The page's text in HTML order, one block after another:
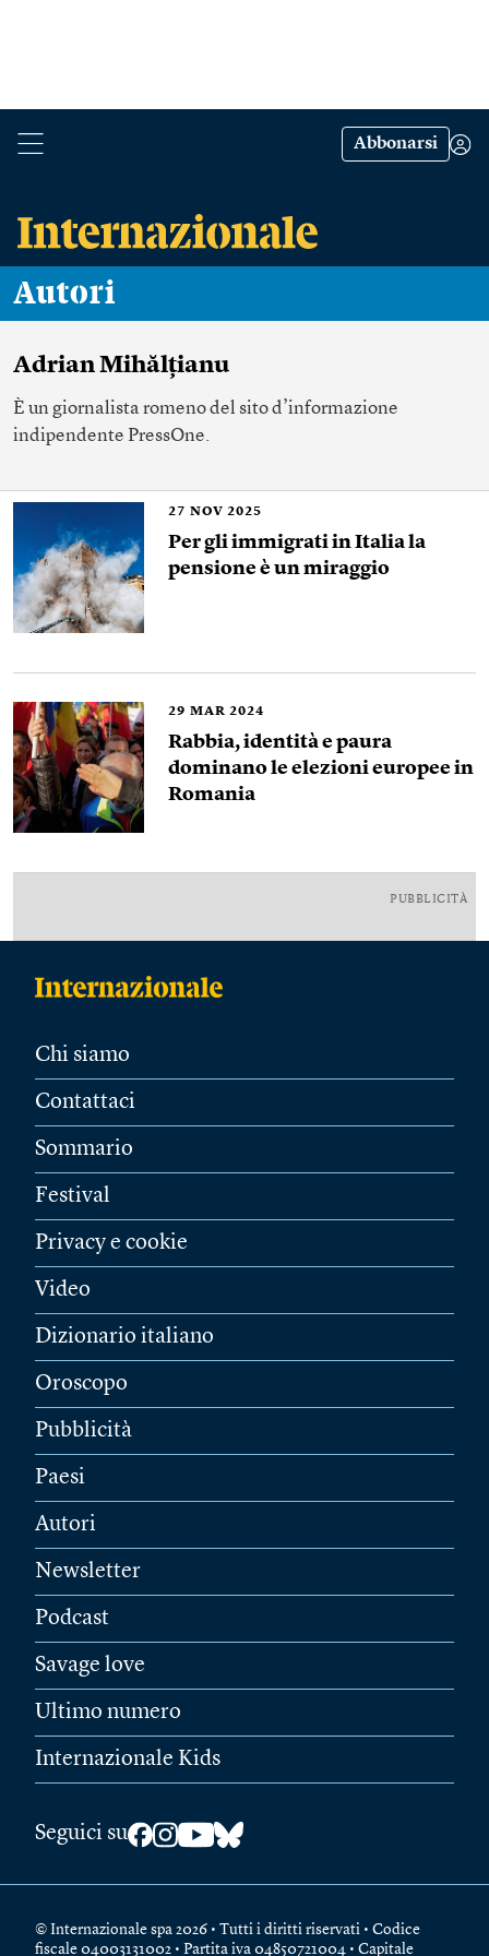
Abbonarsi
Autori
Adrian Mihălțianu
È un giornalista romeno del sito d’informazione
indipendente PressOne.
27 NOV 2025
Per gli immigrati in Italia la
pensione è un miraggio
29 MAR 2024
Rabbia, identità e paura
dominano le elezioni europee in
Romania
PUBBLICITÀ
Chi siamo
Contattaci
Sommario
Festival
Privacy e cookie
Video
Dizionario italiano
Oroscopo
Pubblicità
Paesi
Autori
Newsletter
Podcast
Savage love
Ultimo numero
Internazionale Kids
Seguici su
© Internazionale spa 2026 • Tutti i diritti riservati • Codice
fiscale 04003131002 • Partita iva 04850721004 • Capitale